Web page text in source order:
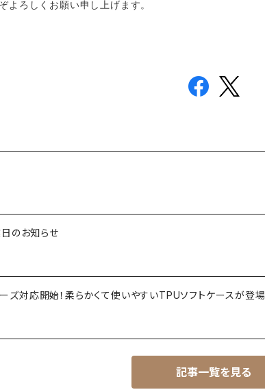
よろしくお願い申し上げます。
のお知らせ
ーズ対応開始！柔らかくて使いやすいTPUソフトケースが登場
記事一覧を見る